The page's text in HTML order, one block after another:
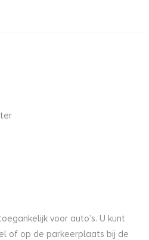
voor auto’s. U kunt
of op de parkeerplaats bij de